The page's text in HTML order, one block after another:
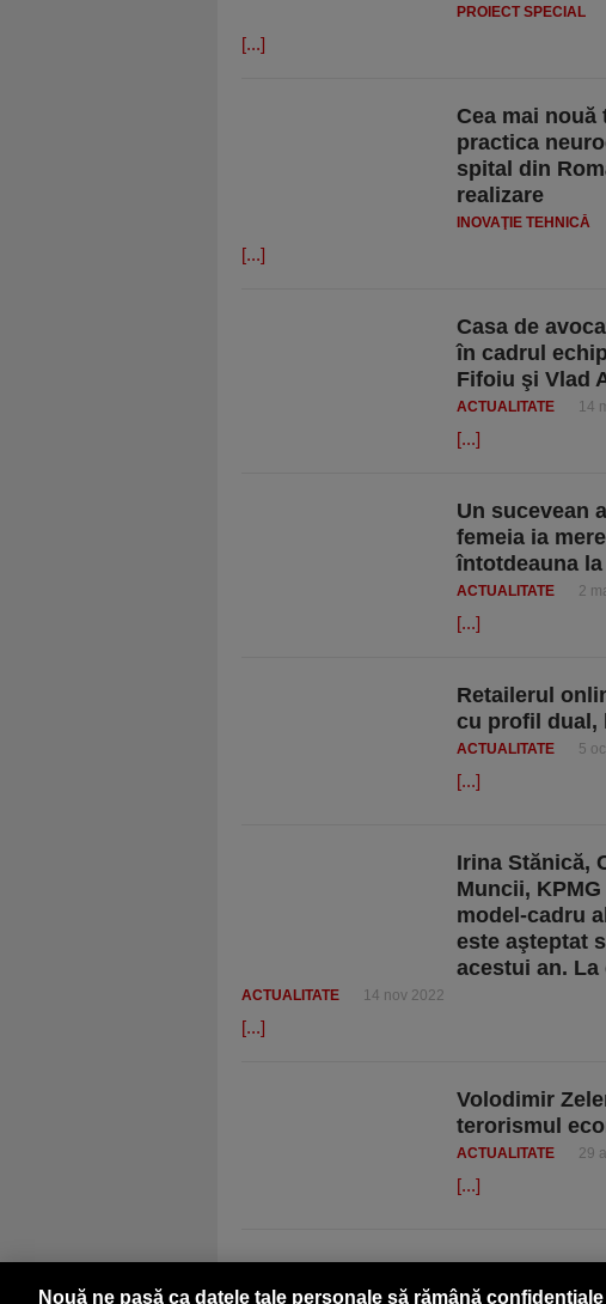
PROIECT SPECIAL
[...]
Cea mai
practica
spital din
realizare
INOVAŢIE TEHNICĂ
[...]
Casa de
în cadrul
Fifoiu şi Vlad
ACTUALITATE 14
[...]
Un sucevean
femeia ia
întotdeauna
ACTUALITATE 2
[...]
Retailerul
cu profil dual,
ACTUALITATE 5
[...]
Irina Stănică,
Muncii,
model-cadru
este aşteptat
acestui an.
ACTUALITATE 14 nov 2022
[...]
Volodimir
terorismul
ACTUALITATE 29
[...]
Nouă ne pasă ca datele tale personale să rămână confidențiale